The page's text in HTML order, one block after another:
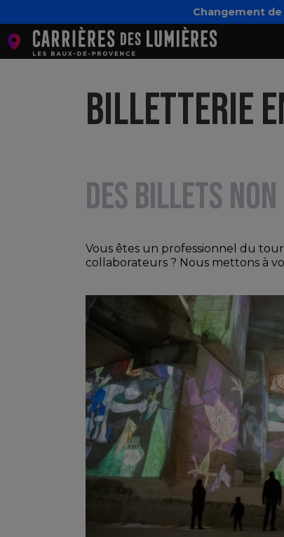
Changement
BILLETTERIE
DES BILLETS
Vous êtes un professionnel du
collaborateurs ? Nous mettons à